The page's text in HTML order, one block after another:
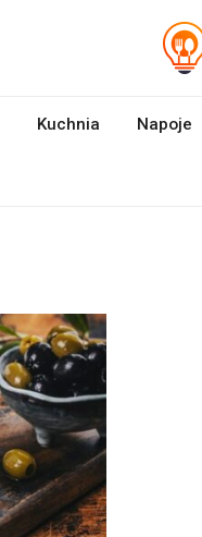
Kuchnia Napoje